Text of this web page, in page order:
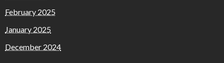
February 2025
January 2025
December 2024